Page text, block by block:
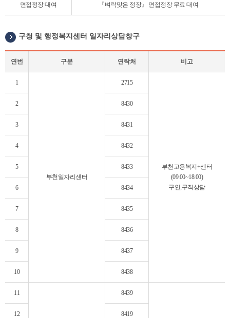
로
램
영
면접정장 대여 『벼락맞은 정장』 면접정장 무료 대여
구청 및 행정복지센터 일자리상담창구
상
창
연번 구분 연락처 비고
1
부천일자리센터
2715
부천고용복지+센터
(09:00~18:00)
구인,구직상담
2 8430
3 8431
4 8432
5 8433
6 8434
7 8435
8 8436
9 8437
10 8438
11 8439
12 8419